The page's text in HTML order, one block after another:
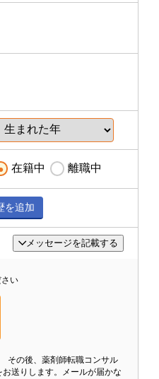
在籍中 離職中
を追加
メッセージを記載する
い
その後、薬剤師転職コンサル
送りします。メールが届かな